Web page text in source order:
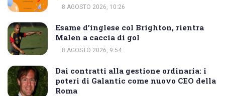
8 AGOSTO 2026, 10:26
Esame d’inglese col Brighton, rientra
Malen a caccia di gol
8 AGOSTO 2026, 9:54
Dai contratti alla gestione ordinaria: i
poteri di Galantic come nuovo CEO della
Roma